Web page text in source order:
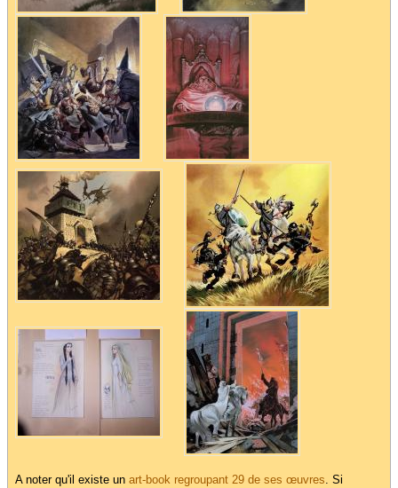
A noter qu'il existe un art-book regroupant 29 de ses œuvres. Si